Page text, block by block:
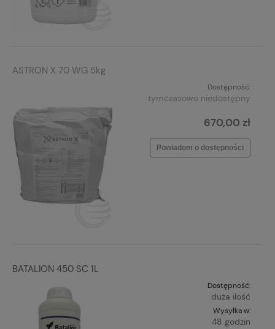
ASTRON X 70 WG 5kg
Dostępność:
tymczasowo niedostępny
670,00 zł
Powiadom o dostępności
BATALION 450 SC 1L
Dostępność:
duża ilość
Wysyłka w:
48 godzin